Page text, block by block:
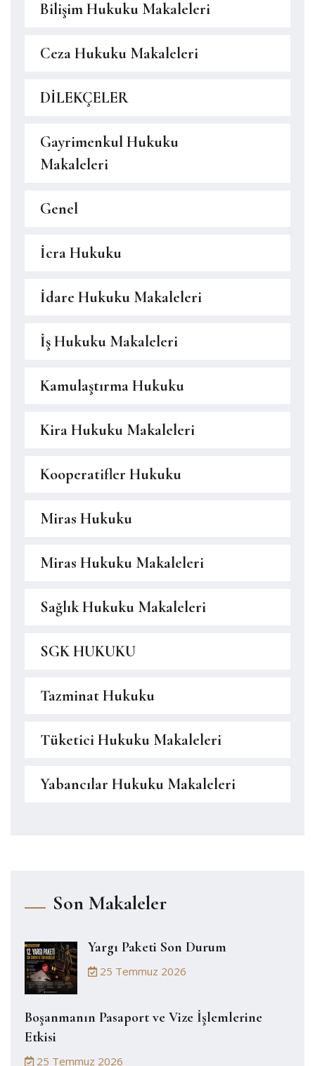
Bilişim Hukuku Makaleleri
Ceza Hukuku Makaleleri
DİLEKÇELER
Gayrimenkul Hukuku
Makaleleri
Genel
İcra Hukuku
İdare Hukuku Makaleleri
İş Hukuku Makaleleri
Kamulaştırma Hukuku
Kira Hukuku Makaleleri
Kooperatifler Hukuku
Miras Hukuku
Miras Hukuku Makaleleri
Sağlık Hukuku Makaleleri
SGK HUKUKU
Tazminat Hukuku
Tüketici Hukuku Makaleleri
Yabancılar Hukuku Makaleleri
Son Makaleler
Yargı Paketi Son Durum
25 Temmuz 2026
Boşanmanın Pasaport ve Vize İşlemlerine
Etkisi
25 Temmuz 2026